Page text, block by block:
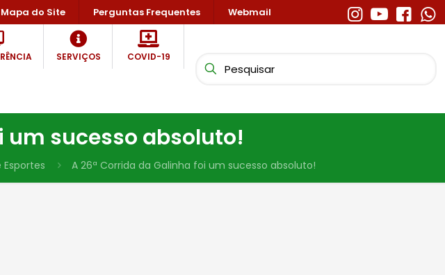
Mapa do Site Perguntas Frequentes Webmail
SERVIÇOS COVID-19
um sucesso absoluto!
A 26ª Corrida da Galinha foi um sucesso absoluto!